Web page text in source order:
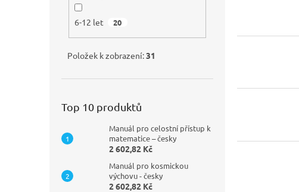
6-12 let 20
Položek k zobrazení:31
Top 10 produktů
Manuál pro celostní přístup k
matematice – česky
2 602,82 Kč
Manuál pro kosmickou
výchovu - česky
2 602,82 Kč